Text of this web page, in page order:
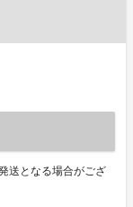
送となる場合がござ